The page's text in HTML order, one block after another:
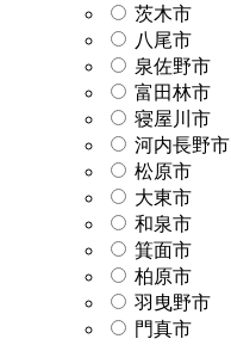
茨木市
八尾市
泉佐野市
富田林市
寝屋川市
河内長野市
松原市
大東市
和泉市
箕面市
柏原市
羽曳野市
門真市